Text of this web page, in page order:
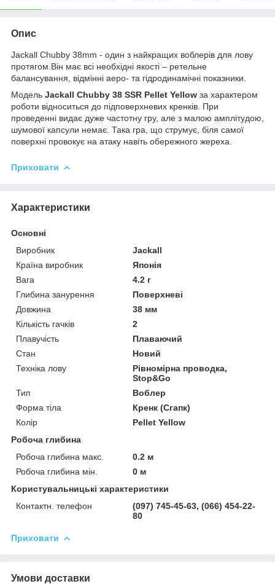
Опис
Jackall Chubby 38mm - один з найкращих воблерів для лову
протягом.Він має всі необхідні якості – ретельне
балансування, відмінні аеро- та гідродинамічні показники.
Модель Jackall Chubby 38 SSR Pellet Yellow за характером
роботи відноситься до підповерхневих кренків. При
проведенні видає дуже частотну гру, але з малою амплітудою,
шумової капсули немає. Така гра, що струмує, біля самої
поверхні провокує на атаку навіть обережного жереха.
Приховати
Характеристики
Основні
Виробник
Jackall
Країна виробник
Японія
Вага
4.2 г
Глибина занурення
Поверхневі
Довжина
38 мм
Кількість гачків
2
Плавучість
Плаваючий
Стан
Новий
Техніка лову
Рівномірна проводка,
Stop&Go
Тип
Воблер
Форма тіла
Кренк (Сгапк)
Колір
Pellet Yellow
Робоча глибина
Робоча глибина макс.
0.2 м
Робоча глибина мін.
0 м
Користувальницькі характеристики
Контактн. телефон
(097) 745-45-63, (066) 454-22-
80
Приховати
Умови доставки